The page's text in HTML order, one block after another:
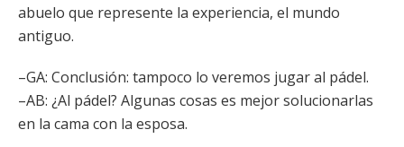
abuelo que represente la experiencia, el mundo
antiguo.
–GA: Conclusión: tampoco lo veremos jugar al pádel.
–AB: ¿Al pádel? Algunas cosas es mejor solucionarlas
en la cama con la esposa.